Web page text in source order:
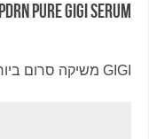
PDRN Pure GIGI Serum
GIGI משיקה סרום ביורוויטליזציה מתקדם לחידוש מראה העור